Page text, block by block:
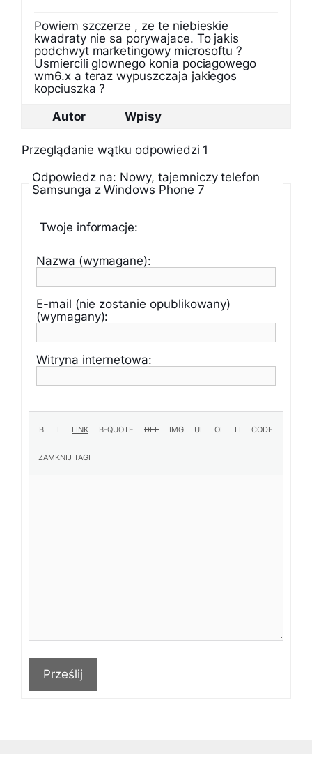
Powiem szczerze , ze te niebieskie
kwadraty nie sa porywajace. To jakis
podchwyt marketingowy microsoftu ?
Usmiercili glownego konia pociagowego
wm6.x a teraz wypuszczaja jakiegos
kopciuszka ?
Autor
Wpisy
Przeglądanie wątku odpowiedzi 1
Odpowiedz na: Nowy, tajemniczy telefon
Samsunga z Windows Phone 7
Twoje informacje:
Nazwa (wymagane):
E-mail (nie zostanie opublikowany)
(wymagany):
Witryna internetowa:
Prześlij